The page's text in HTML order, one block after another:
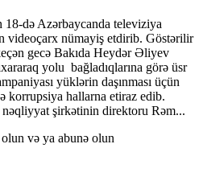
18-də Azərbaycanda televiziya
videoçarx nümayiş etdirib. Göstərilir
gecə Bakıda Heydər Əliyev
yolu bağladıqlarına görə üsr
yüklərin daşınması üçün
korrupsiya hallarna etiraz edib.
şirkətinin direktoru Rəm...
və ya abunə olun